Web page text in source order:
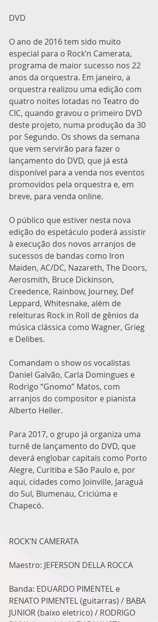
DVD
O ano de 2016 tem sido muito
especial para o Rock’n Camerata,
programa de maior sucesso nos 22
anos da orquestra. Em janeiro, a
orquestra realizou uma edição com
quatro noites lotadas no Teatro do
CIC, quando gravou o primeiro DVD
deste projeto, numa produção da 30
por Segundo. Os shows da semana
que vem servirão para fazer o
lançamento do DVD, que já está
disponível para a venda nos eventos
promovidos pela orquestra e, em
breve, para venda online.
O público que estiver nesta nova
edição do espetáculo poderá assistir
à execução dos novos arranjos de
sucessos de bandas como Iron
Maiden, AC/DC, Nazareth, The Doors,
Aerosmith, Bruce Dickinson,
Creedence, Rainbow, Journey, Def
Leppard, Whitesnake, além de
releituras Rock in Roll de gênios da
música clássica como Wagner, Grieg
e Delibes.
Comandam o show os vocalistas
Daniel Galvão, Carla Domingues e
Rodrigo “Gnomo” Matos, com
arranjos do compositor e pianista
Alberto Heller.
Para 2017, o grupo já organiza uma
turnê de lançamento do DVD, que
deverá englobar capitais como Porto
Alegre, Curitiba e São Paulo e, por
aqui, cidades como Joinville, Jaraguá
do Sul, Blumenau, Criciúma e
Chapecó.
ROCK’N CAMERATA
Maestro: JEFERSON DELLA ROCCA
Banda: EDUARDO PIMENTEL e
RENATO PIMENTEL (guitarras) / BABA
JUNIOR (baixo eletrico) / RODRIGO